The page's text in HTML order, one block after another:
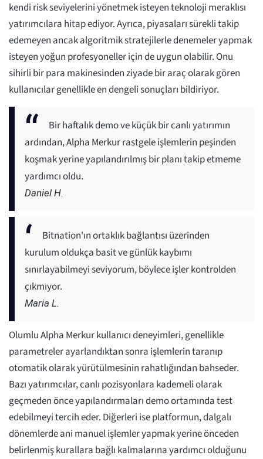
kendi risk seviyelerini yönetmek isteyen teknoloji meraklısı
yatırımcılara hitap ediyor. Ayrıca, piyasaları sürekli takip
edemeyen ancak algoritmik stratejilerle denemeler yapmak
isteyen yoğun profesyoneller için de uygun olabilir. Onu
sihirli bir para makinesinden ziyade bir araç olarak gören
kullanıcılar genellikle en dengeli sonuçları bildiriyor.
Bir haftalık demo ve küçük bir canlı yatırımın
ardından, Alpha Merkur rastgele işlemlerin peşinden
koşmak yerine yapılandırılmış bir planı takip etmeme
yardımcı oldu.
Daniel H.
Bitnation'ın ortaklık bağlantısı üzerinden
kurulum oldukça basit ve günlük kaybımı
sınırlayabilmeyi seviyorum, böylece işler kontrolden
çıkmıyor.
Maria L.
Olumlu Alpha Merkur kullanıcı deneyimleri, genellikle
parametreler ayarlandıktan sonra işlemlerin taranıp
otomatik olarak yürütülmesinin rahatlığından bahseder.
Bazı yatırımcılar, canlı pozisyonlara kademeli olarak
geçmeden önce yapılandırmaları demo ortamında test
edebilmeyi tercih eder. Diğerleri ise platformun, dalgalı
dönemlerde ani manuel işlemler yapmak yerine önceden
belirlenmiş kurallara bağlı kalmalarına yardımcı olduğunu